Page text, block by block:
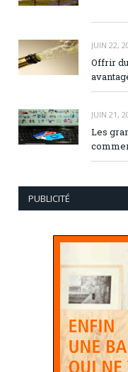
JUIN 22,
Offrir
JUIN 21,
Les
PUBLICITÉ